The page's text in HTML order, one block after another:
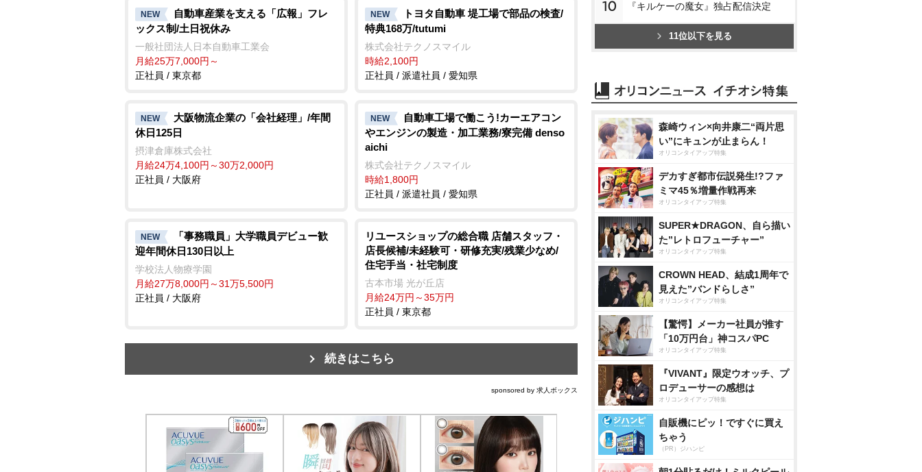
NEW
自動車産業を支える「広報」フレ
ックス制/土日祝休み
一般社団法人日本自動車工業会
月給25万7,000円～
正社員 / 東京都
NEW
トヨタ自動車 堤工場で部品の検査/
特典168万/tutumi
株式会社テクノスマイル
時給2,100円
正社員 / 派遣社員 / 愛知県
NEW
大阪物流企業の「会社経理」/年間
休日125日
摂津倉庫株式会社
月給24万4,100円～30万2,000円
正社員 / 大阪府
NEW
自動車工場で働こう!カーエアコン
エンジンの製造・加工業務/寮完備 denso
aichi
株式会社テクノスマイル
時給1,800円
正社員 / 派遣社員 / 愛知県
NEW
「事務職員」大学職員デビュー歓
迎年間休日130日以上
学校法人物療学園
月給27万8,000円～31万5,500円
正社員 / 大阪府
リユースショップの総合職 店舗スタッフ・
店長候補/未経験可・研修充実/残業少なめ/
住宅手当・社宅制度
古本市場 光が丘店
月給24万円～35万円
正社員 / 東京都
続きはこちら
sponsored by 求人ボックス
10 『キルケーの魔女』独占配信決定
11位以下を見る
森崎ウィン×向井康二“両片思
い”にキュンが止まらん！
オリコンタイアップ特集
デカすぎ都市伝説発生!?ファ
ミマ45％増量作戦再来
オリコンタイアップ特集
SUPER★DRAGON、自ら描い
た”レトロフューチャー”
オリコンタイアップ特集
CROWN HEAD、結成1周年で
見えた”バンドらしさ”
オリコンタイアップ特集
【驚愕】メーカー社員が推す
「10万円台」神コスパPC
オリコンタイアップ特集
『VIVANT』限定ウオッチ、プ
ロデューサーの感想は
オリコンタイアップ特集
自販機にピッ！ですぐに買え
ちゃう
（PR）ジハンピ